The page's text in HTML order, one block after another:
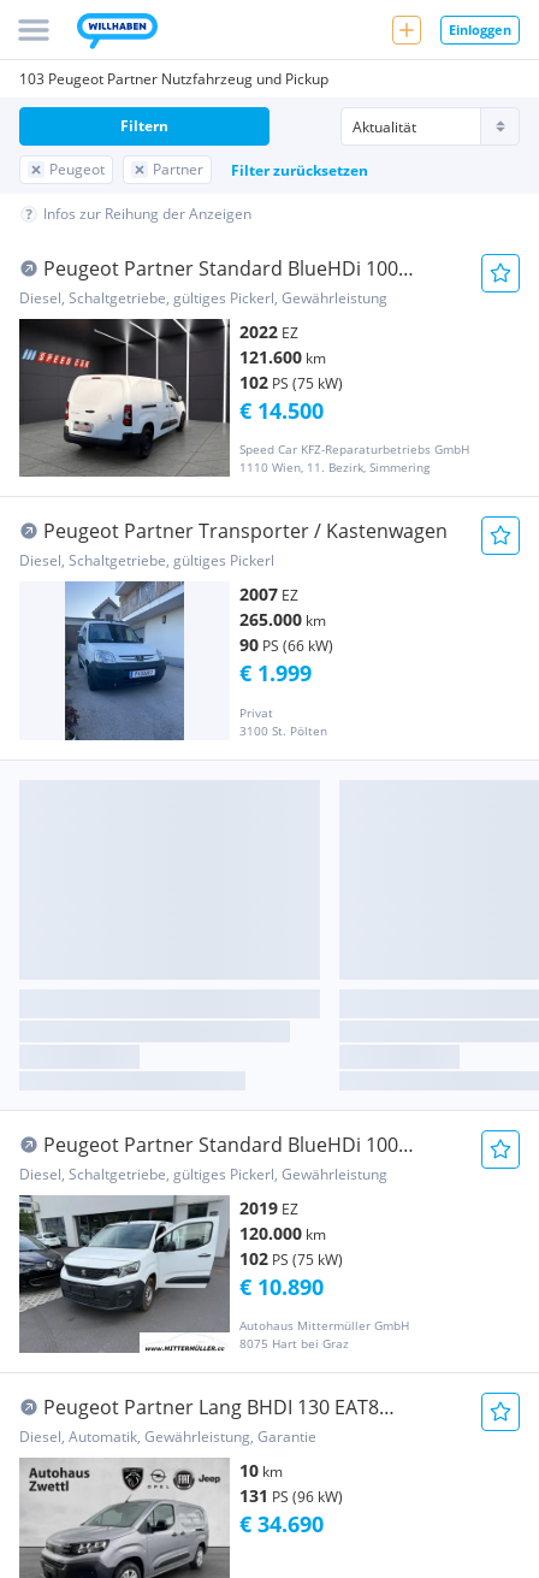
Einloggen
103 Peugeot Partner Nutzfahrzeug und Pickup
Peugeot Partner Filter zurücksetzen
Filtern
Infos zur Reihung der Anzeigen
Peugeot Partner Standard BlueHDi 100
Premium Transporter / Kastenwagen
Diesel, Schaltgetriebe, gültiges Pickerl, Gewährleistung
2022 EZ
121.600 km
102 PS (75 kW)
Speed Car KFZ-Reparaturbetriebs GmbH
1110 Wien, 11. Bezirk, Simmering
€ 14.500
Peugeot Partner Transporter / Kastenwagen
Diesel, Schaltgetriebe, gültiges Pickerl
2007 EZ
265.000 km
90 PS (66 kW)
Privat
3100 St. Pölten
€ 1.999
Peugeot Partner Standard BlueHDi 100
Premium Klima Transporter / Kastenwagen
Diesel, Schaltgetriebe, gültiges Pickerl, Gewährleistung
2019 EZ
120.000 km
102 PS (75 kW)
Autohaus Mittermüller GmbH
8075 Hart bei Graz
€ 10.890
Peugeot Partner Lang BHDI 130 EAT8
Transporter / Kastenwagen
Diesel, Automatik, Gewährleistung, Garantie
10 km
131 PS (96 kW)
€ 34.690